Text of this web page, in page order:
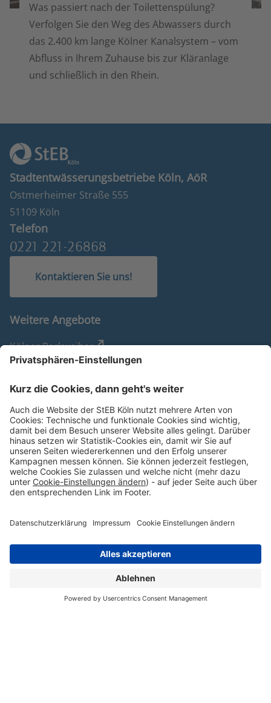
Was passiert nach der Toilettenspülung?
Verfolgen Sie den Weg des Abwassers durch
das 2.400 km lange Kölner Kanalsystem – vom
Abfluss in Ihrem Zuhause bis zur Kläranlage
und schließlich in den Rhein.
Stadtentwässerungsbetriebe Köln, AöR
Ostmerheimer Straße 555
51109 Köln
Telefon
0221 221-26868
Kontaktieren Sie uns!
Weitere Angebote
Kölner Parkweiher
RegenKompass
WasserRisikoCheck
Online-Planauskunft
Besuchen Sie uns
Datenschutzerklärung Cookie Einstellungen
Zum Seitenanfang